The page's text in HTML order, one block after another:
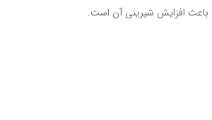
باعث افزایش شیرینی آن است.